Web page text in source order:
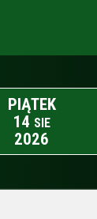
PIĄTEK
14 SIE
2026